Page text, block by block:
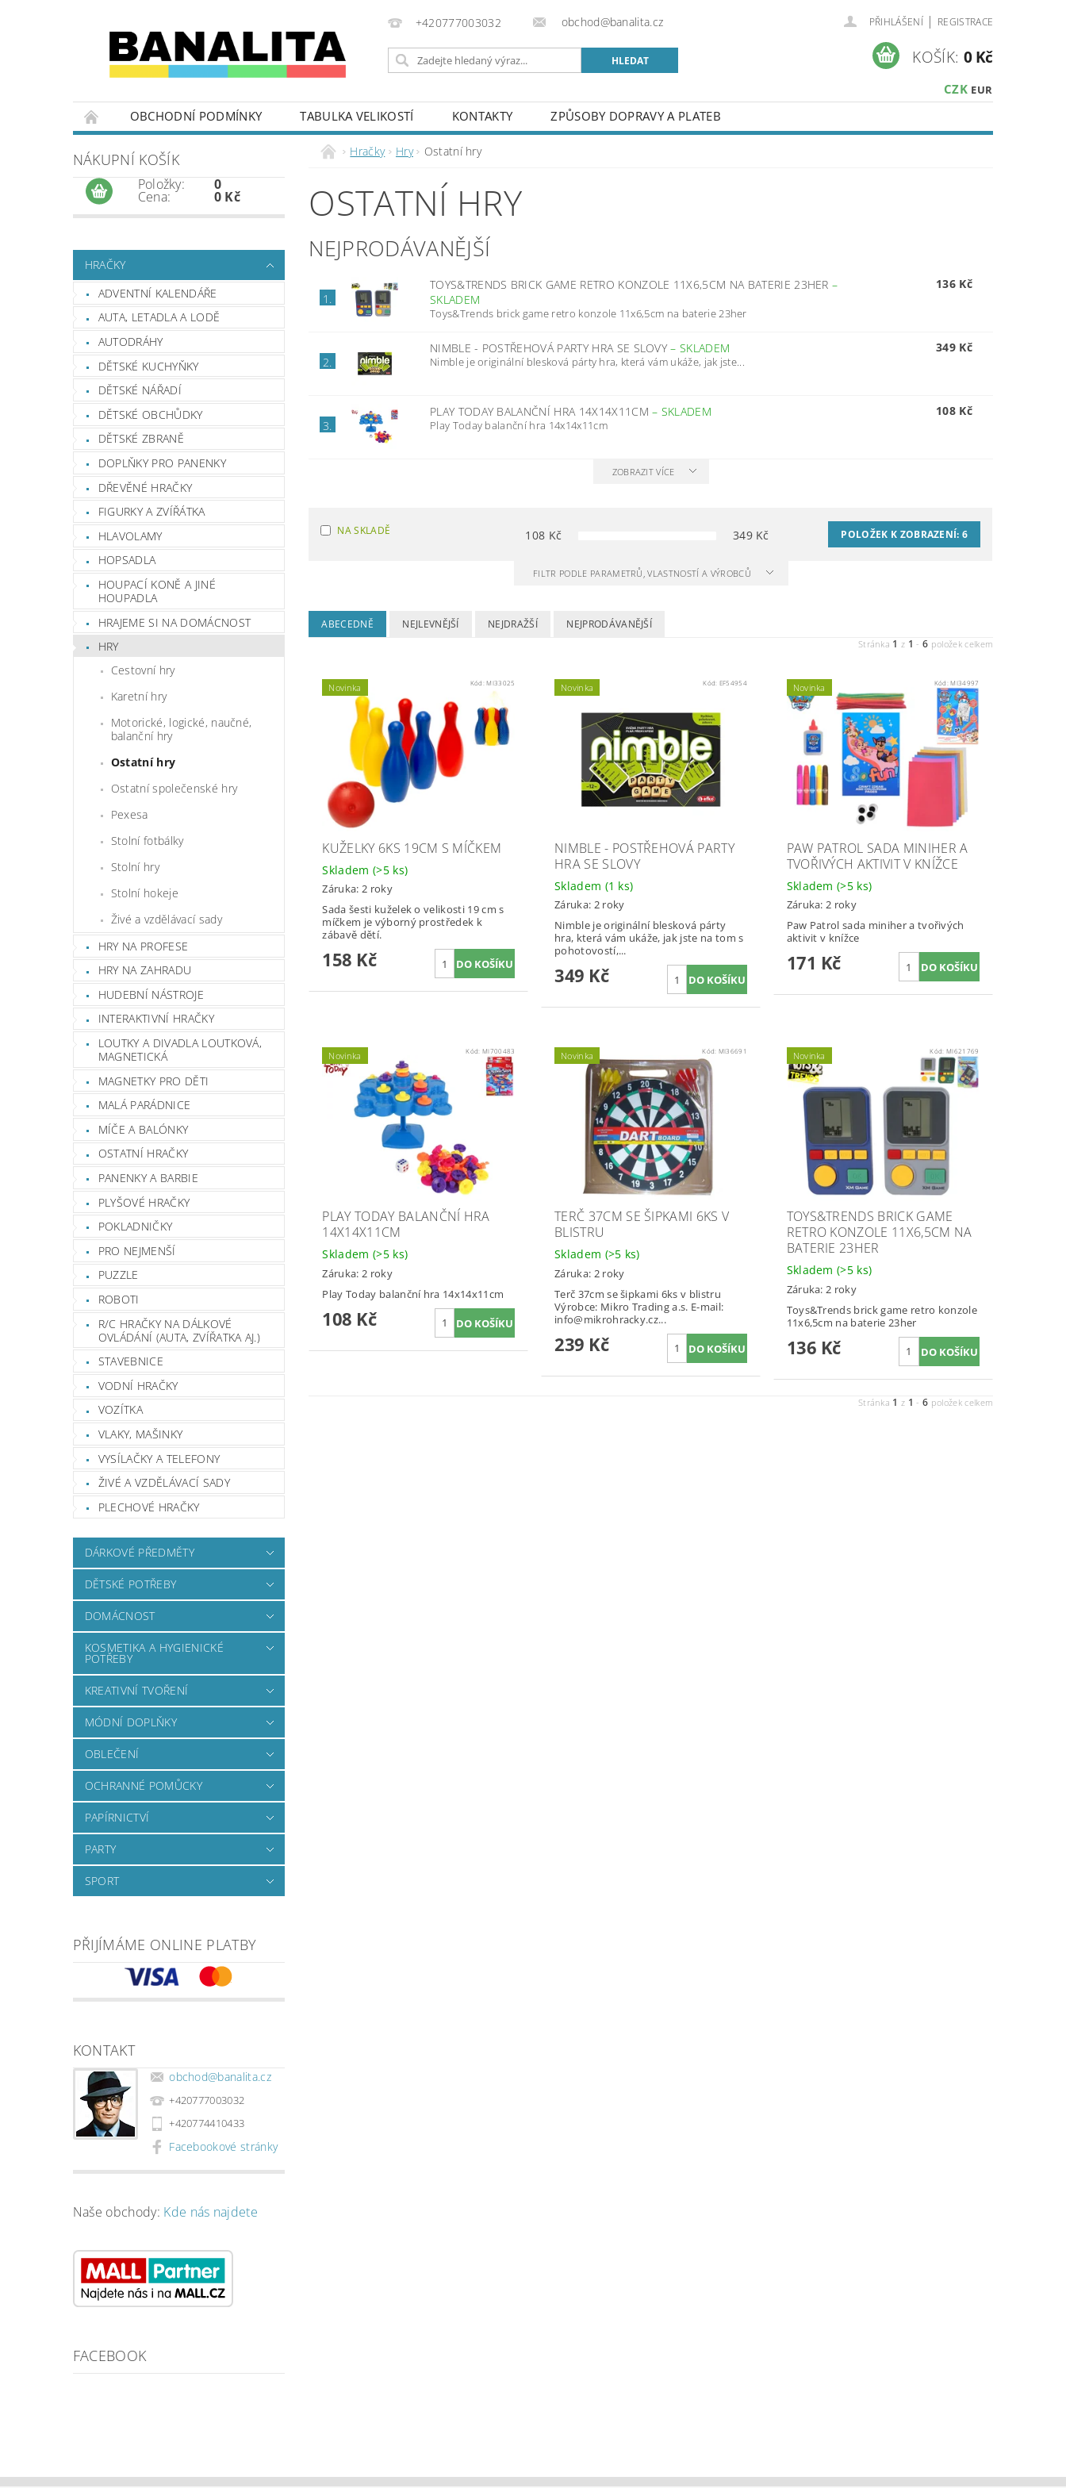
+420777003032 obchod@banalita.cz PŘIHLÁŠENÍ | REGISTRACE
CZK EUR
KOŠÍK: 0 Kč
OBCHODNÍ PODMÍNKY TABULKA VELIKOSTÍ KONTAKTY ZPŮSOBY DOPRAVY A PLATEB
NÁKUPNÍ KOŠÍK
Položky:
Cena:
0
0 Kč
HRAČKY
ADVENTNÍ KALENDÁŘE
AUTA, LETADLA A LODĚ
AUTODRÁHY
DĚTSKÉ KUCHYŇKY
DĚTSKÉ NÁŘADÍ
DĚTSKÉ OBCHŮDKY
DĚTSKÉ ZBRANĚ
DOPLŇKY PRO PANENKY
DŘEVĚNÉ HRAČKY
FIGURKY A ZVÍŘÁTKA
HLAVOLAMY
HOPSADLA
HOUPACÍ KONĚ A JINÉ
HOUPADLA
HRAJEME SI NA DOMÁCNOST
HRY
Cestovní hry
Karetní hry
Motorické, logické, naučné,
balanční hry
Ostatní hry
Ostatní společenské hry
Pexesa
Stolní fotbálky
Stolní hry
Stolní hokeje
Živé a vzdělávací sady
HRY NA PROFESE
HRY NA ZAHRADU
HUDEBNÍ NÁSTROJE
INTERAKTIVNÍ HRAČKY
LOUTKY A DIVADLA LOUTKOVÁ,
MAGNETICKÁ
MAGNETKY PRO DĚTI
MALÁ PARÁDNICE
MÍČE A BALÓNKY
OSTATNÍ HRAČKY
PANENKY A BARBIE
PLYŠOVÉ HRAČKY
POKLADNIČKY
PRO NEJMENŠÍ
PUZZLE
ROBOTI
R/C HRAČKY NA DÁLKOVÉ
OVLÁDÁNÍ (AUTA, ZVÍŘATKA AJ.)
STAVEBNICE
VODNÍ HRAČKY
VOZÍTKA
VLAKY, MAŠINKY
VYSÍLAČKY A TELEFONY
ŽIVÉ A VZDĚLÁVACÍ SADY
PLECHOVÉ HRAČKY
DÁRKOVÉ PŘEDMĚTY
DĚTSKÉ POTŘEBY
DOMÁCNOST
KOSMETIKA A HYGIENICKÉ
POTŘEBY
KREATIVNÍ TVOŘENÍ
MÓDNÍ DOPLŇKY
OBLEČENÍ
OCHRANNÉ POMŮCKY
PAPÍRNICTVÍ
PARTY
SPORT
PŘIJÍMÁME ONLINE PLATBY
KONTAKT
obchod@banalita.cz
+420777003032
+420774410433
Facebookové stránky
Naše obchody: Kde nás najdete
FACEBOOK
Hračky Hry Ostatní hry
OSTATNÍ HRY
NEJPRODÁVANĚJŠÍ
1.
TOYS&TRENDS BRICK GAME RETRO KONZOLE 11X6,5CM NA BATERIE 23HER–
SKLADEM
Toys&Trends brick game retro konzole 11x6,5cm na baterie 23her
136 Kč
2.
NIMBLE - POSTŘEHOVÁ PARTY HRA SE SLOVY–SKLADEM
Nimble je originální blesková párty hra, která vám ukáže, jak jste...
349 Kč
3.
PLAY TODAY BALANČNÍ HRA 14X14X11CM– SKLADEM
Play Today balanční hra 14x14x11cm
108 Kč
ZOBRAZIT VÍCE
NA SKLADĚ 108 Kč 349Kč POLOŽEK K ZOBRAZENÍ:6
FILTR PODLE PARAMETRŮ, VLASTNOSTÍ A VÝROBCŮ
ABECEDNĚ NEJLEVNĚJŠÍ NEJDRAŽŠÍ NEJPRODÁVANĚJŠÍ
Stránka 1 z 1 -6 položek celkem
Novinka Kód:MI33025
KUŽELKY 6KS 19CM S MÍČKEM
Skladem (>5 ks)
Záruka: 2 roky
Sada šesti kuželek o velikosti 19 cm s
míčkem je výborný prostředek k
zábavě dětí.
158 Kč
Novinka Kód: EF54954
NIMBLE - POSTŘEHOVÁ PARTY
HRA SE SLOVY
Skladem (1 ks)
Záruka: 2 roky
Nimble je originální blesková párty
hra, která vám ukáže, jak jste na tom s
pohotovostí,...
349 Kč
Novinka Kód:MI34997
PAW PATROL SADA MINIHER A
TVOŘIVÝCH AKTIVIT V KNÍŽCE
Skladem(>5 ks)
Záruka: 2 roky
Paw Patrol sada miniher a tvořivých
aktivit v knížce
171 Kč
Novinka Kód: MI700483
PLAY TODAY BALANČNÍ HRA
14X14X11CM
Skladem (>5 ks)
Záruka: 2 roky
Play Today balanční hra 14x14x11cm
108 Kč
Novinka Kód: MI36691
TERČ 37CM SE ŠIPKAMI 6KS V
BLISTRU
Skladem (>5 ks)
Záruka: 2 roky
Terč 37cm se šipkami 6ks v blistru
Výrobce: Mikro Trading a.s. E-mail:
info@mikrohracky.cz...
239 Kč
Novinka Kód:MI621769
TOYS&TRENDS BRICK GAME
RETRO KONZOLE 11X6,5CM NA
BATERIE 23HER
Skladem(>5 ks)
Záruka: 2 roky
Toys&Trends brick game retro konzole
11x6,5cm na baterie 23her
136 Kč
Stránka 1 z 1 -6 položek celkem